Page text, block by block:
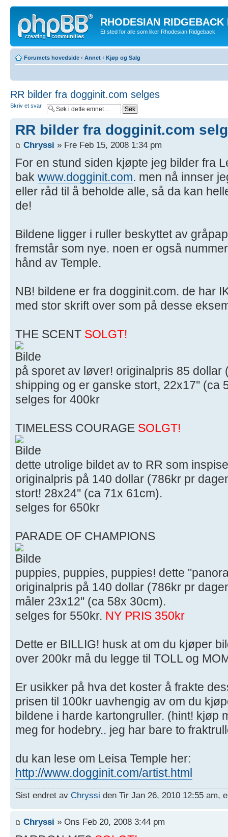
RHODESIAN RIDGEBACK
Et sted for alle som liker Rhodesian Ridgeback
Forumets hovedside ‹ Annet ‹ Kjøp og Salg
RR bilder fra dogginit.com selges
Skriv et svar
RR bilder fra dogginit.com
Chryssi » Fre Feb 15, 2008 1:34 pm
For en stund siden kjøpte jeg bilder fra
bak www.dogginit.com. men nå innser
eller råd til å beholde alle, så da kan
de!
Bildene ligger i ruller beskyttet av
fremstår som nye. noen er også
hånd av Temple.
NB! bildene er fra dogginit.com. de har
med stor skrift over som på desse
THE SCENT SOLGT!
på sporet av løver! originalpris 85 dollar
shipping og er ganske stort, 22x17'' (ca
selges for 400kr
TIMELESS COURAGE SOLGT!
dette utrolige bildet av to RR som
originalpris på 140 dollar (786kr pr
stort! 28x24'' (ca 71x 61cm).
selges for 650kr
PARADE OF CHAMPIONS
puppies, puppies, puppies! dette
originalpris på 140 dollar (786kr pr
måler 23x12'' (ca 58x 30cm).
selges for 550kr. NY PRIS 350kr
Dette er BILLIG! husk at om du kjøper
over 200kr må du legge til TOLL og
Er usikker på hva det koster å frakte
prisen til 100kr uavhengig av om du
bildene i harde kartongruller. (hint! kjøp
meg for hodebry.. jeg har bare to
du kan lese om Leisa Temple her:
http://www.dogginit.com/artist.html
Sist endret av Chryssi den Tir Jan 26, 2010 12:55 am,
Chryssi » Ons Feb 20, 2008 3:44 pm